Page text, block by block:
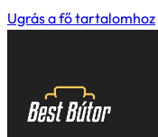
Ugrás a fő tartalomhoz